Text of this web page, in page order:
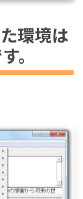
約3か月時
ローマ字
らアウトプ
環境は
。